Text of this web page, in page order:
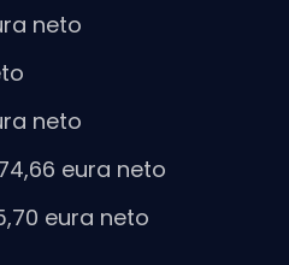
neto
neto
eura neto
eura neto